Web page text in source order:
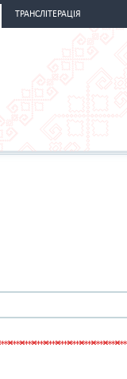
ТРАНСЛІТЕРАЦІЯ